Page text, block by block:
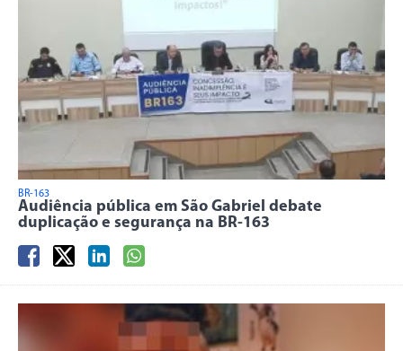
BR-163
Audiência pública em São Gabriel debate
duplicação e segurança na BR-163